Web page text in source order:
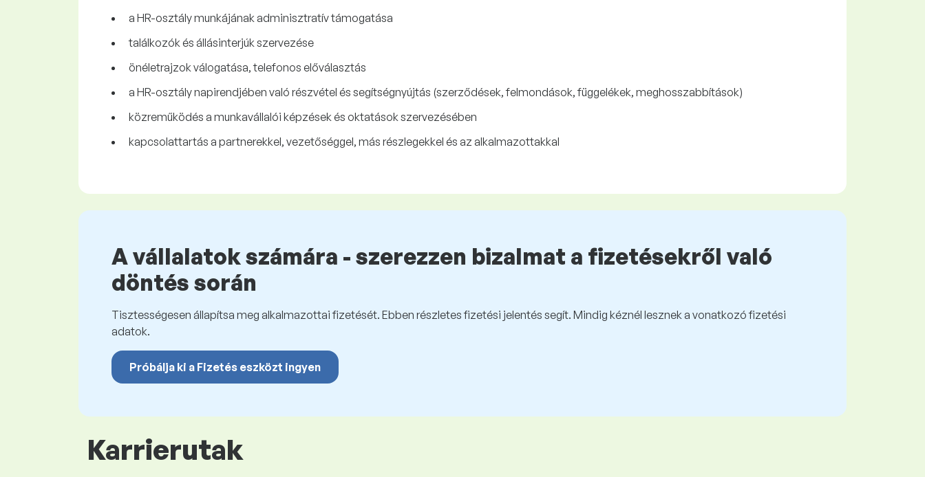
a HR-osztály munkájának adminisztratív támogatása
találkozók és állásinterjúk szervezése
önéletrajzok válogatása, telefonos előválasztás
a HR-osztály napirendjében való részvétel és segítségnyújtás (szerződések, felmondások, függelékek, meghosszabbítások)
közreműködés a munkavállalói képzések és oktatások szervezésében
kapcsolattartás a partnerekkel, vezetőséggel, más részlegekkel és az alkalmazottakkal
A vállalatok számára - szerezzen bizalmat a fizetésekről való
döntés során
Tisztességesen állapítsa meg alkalmazottai fizetését. Ebben részletes fizetési jelentés segít. Mindig kéznél lesznek a vonatkozó fizetési
adatok.
Próbálja ki a Fizetés eszközt ingyen
Karrierutak